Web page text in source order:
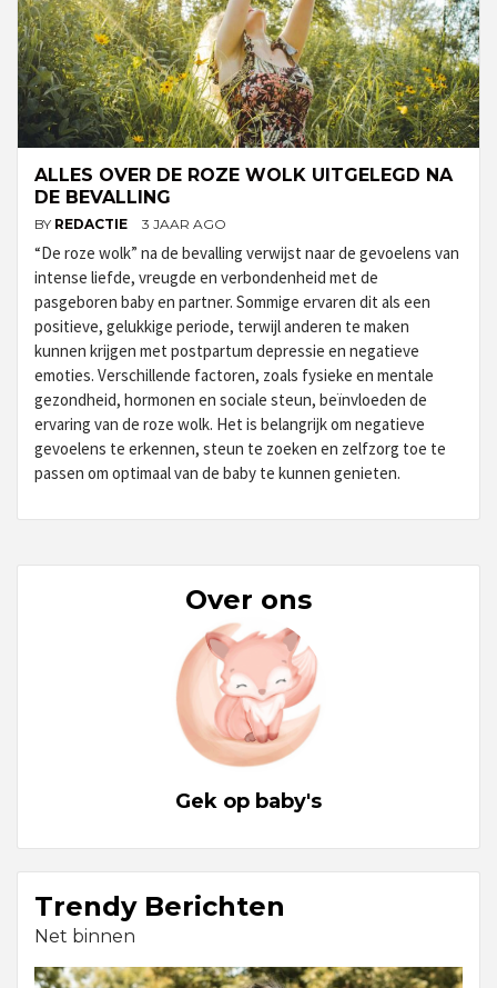
ALLES OVER DE ROZE WOLK UITGELEGD NA
DE BEVALLING
BY REDACTIE 3 JAAR AGO
“De roze wolk” na de bevalling verwijst naar de gevoelens van
intense liefde, vreugde en verbondenheid met de
pasgeboren baby en partner. Sommige ervaren dit als een
positieve, gelukkige periode, terwijl anderen te maken
kunnen krijgen met postpartum depressie en negatieve
emoties. Verschillende factoren, zoals fysieke en mentale
gezondheid, hormonen en sociale steun, beïnvloeden de
ervaring van de roze wolk. Het is belangrijk om negatieve
gevoelens te erkennen, steun te zoeken en zelfzorg toe te
passen om optimaal van de baby te kunnen genieten.
Over ons
Gek op baby's
Trendy Berichten
Net binnen